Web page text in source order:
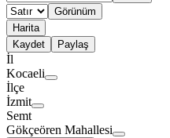
Görünüm
Harita
Kaydet
Paylaş
İl
Kocaeli
İlçe
İzmit
Semt
Gökçeören Mahallesi